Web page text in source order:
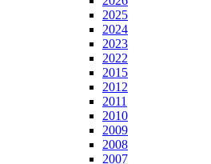
2025
2024
2023
2022
2015
2012
2011
2010
2009
2008
2007